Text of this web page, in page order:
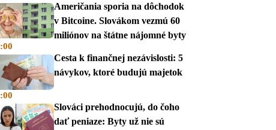
Američania sporia na dôchodok
v Bitcoine. Slovákom vezmú 60
miliónov na štátne nájomné byty
Cesta k finančnej nezávislosti: 5
návykov, ktoré budujú majetok
Slováci prehodnocujú, do čoho
dať peniaze: Byty už nie sú